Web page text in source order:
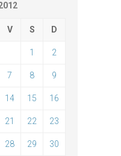
V S D
1 2
7 8 9
14 15 16
21 22 23
28 29 30